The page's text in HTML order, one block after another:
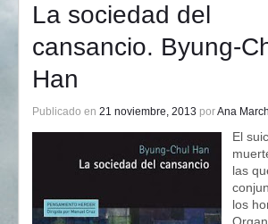
La sociedad del
cansancio. Byung-
Han
Publicado en 21 noviembre, 2013 porAna March
El
las
los